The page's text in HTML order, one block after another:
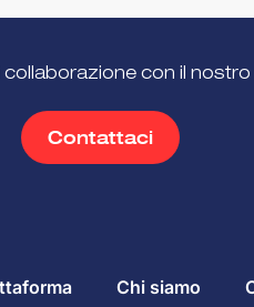
con il
Contattaci
Chi siamo